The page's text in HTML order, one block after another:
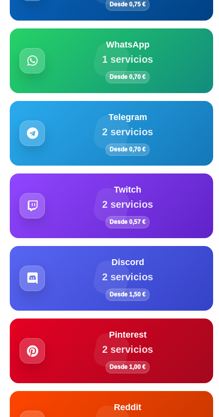
Desde 0,75 €
WhatsApp
1 servicios
Desde 0,70 €
Telegram
2 servicios
Desde 0,70 €
Twitch
2 servicios
Desde 0,57 €
Discord
2 servicios
Desde 1,50 €
Pinterest
2 servicios
Desde 1,00 €
Reddit